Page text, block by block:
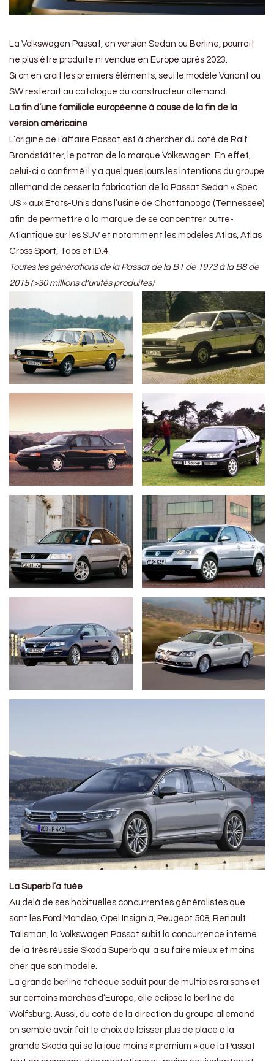
La Volkswagen Passat, en version Sedan ou Berline, pourrait
ne plus être produite ni vendue en Europe après 2023.
Si on en croit les premiers éléments, seul le modèle Variant ou
SW resterait au catalogue du constructeur allemand.
La fin d’une familiale européenne à cause de la fin de la
version américaine
L’origine de l’affaire Passat est à chercher du coté de Ralf
Brandstätter, le patron de la marque Volkswagen. En effet,
celui-ci a confirmé il y a quelques jours les intentions du groupe
allemand de cesser la fabrication de la Passat Sedan « Spec
US » aux Etats-Unis dans l’usine de Chattanooga (Tennessee)
afin de permettre à la marque de se concentrer outre-
Atlantique sur les SUV et notamment les modèles Atlas, Atlas
Cross Sport, Taos et ID.4.
Toutes les générations de la Passat de la B1 de 1973 à la B8 de
2015 (>30 millions d’unités produites)
La Superb l’a tuée
Au delà de ses habituelles concurrentes généralistes que
sont les Ford Mondeo, Opel Insignia, Peugeot 508, Renault
Talisman, la Volkswagen Passat subit la concurrence interne
de la très réussie Skoda Superb qui a su faire mieux et moins
cher que son modèle.
La grande berline tchèque séduit pour de multiples raisons et
sur certains marchés d’Europe, elle éclipse la berline de
Wolfsburg. Aussi, du coté de la direction du groupe allemand
on semble avoir fait le choix de laisser plus de place à la
grande Skoda qui se la joue moins « premium » que la Passat